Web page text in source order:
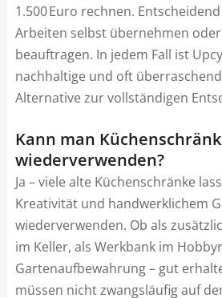
1.500 Euro rechnen.
Arbeiten selbst übernehmen
beauftragen. In jedem Fall ist
nachhaltige und oft
Alternative zur vollständigen
Kann man
wiederverwenden?
Ja – viele alte Küchenschränke
Kreativität und handwerklichem
wiederverwenden. Ob als
im Keller, als Werkbank im
Gartenaufbewahrung – gut
müssen nicht zwangsläufig auf